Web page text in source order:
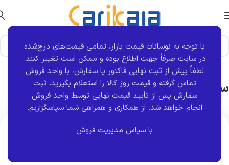
با توجه به نوسانات قیمت بازار، تمامی قیمت‌های درج‌شده
در سایت صرفاً جهت اطلاع بوده و ممکن است تغییر کنند.
لطفاً پیش از ثبت نهایی فاکتور یا سفارش، با واحد فروش
تماس گرفته و قیمت روز کالا را استعلام بگیرید. ثبت
سفارش پس از تأیید قیمت نهایی توسط واحد فروش
انجام خواهد شد. از همکاری و همراهی شما سپاسگزاریم.
با سپاس مدیریت فروش
خانه برند قطعه S4T
سیبک فرمان سمت چپ پیکان | s4t